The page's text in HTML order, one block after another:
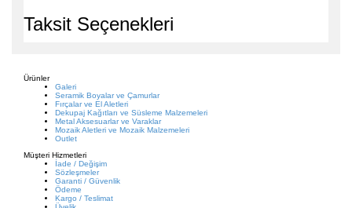
Taksit Seçenekleri
Ürünler
Galeri
Seramik Boyalar ve Çamurlar
Fırçalar ve El Aletleri
Dekupaj Kağıtları ve Süsleme Malzemeleri
Metal Aksesuarlar ve Varaklar
Mozaik Aletleri ve Mozaik Malzemeleri
Outlet
Müşteri Hizmetleri
İade / Değişim
Sözleşmeler
Garanti / Güvenlik
Ödeme
Kargo / Teslimat